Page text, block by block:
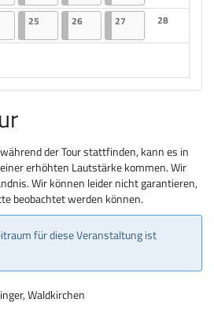
Keine
25 25.06.2026
2 Veranstaltungen
2626.06.2026
2 Veranstaltungen
27 27.06.2026
2 Veranstaltungen
28
Keine
der Tour stattfinden, kann es in
erhöhten Lautstärke kommen. Wir
Wir können leider nicht garantieren,
beobachtet werden können.
für diese Veranstaltung ist
Waldkirchen